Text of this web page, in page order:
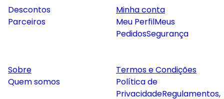
Descontos
Parceiros
Minha conta
Meu PerfilMeus
PedidosSegurança
Sobre
Quem somos
Termos e Condições
Política de
PrivacidadeRegulamentos,